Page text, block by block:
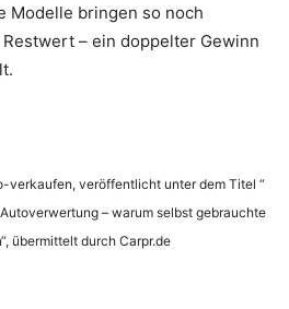
Modelle bringen so noch
– ein doppelter Gewinn
verkaufen, veröffentlicht unter dem Titel “
– warum selbst gebrauchte
übermittelt durch Carpr.de